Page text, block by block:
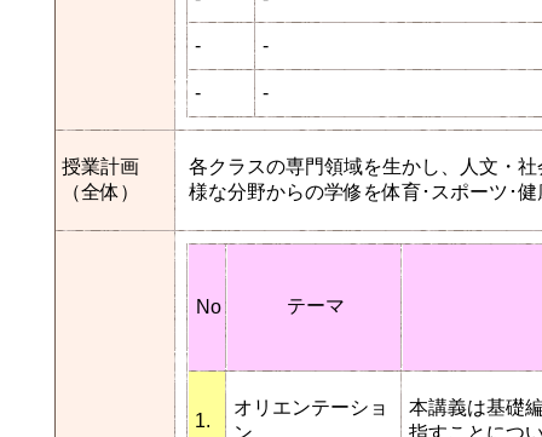
- -
- -
授業計画
（全体）
各クラスの専門領域を生かし、人文・
様な分野からの学修を体育･スポーツ･
No テーマ
1.
オリエンテーショ
ン
本講義は基礎
指すことにつ